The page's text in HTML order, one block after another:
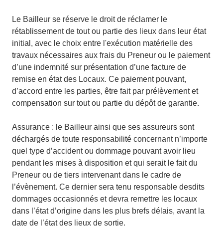
Le Bailleur se réserve le droit de réclamer le
rétablissement de tout ou partie des lieux dans leur état
initial, avec le choix entre l'exécution matérielle des
travaux nécessaires aux frais du Preneur ou le paiement
d’une indemnité sur présentation d’une facture de
remise en état des Locaux. Ce paiement pouvant,
d’accord entre les parties, être fait par prélèvement et
compensation sur tout ou partie du dépôt de garantie.
Assurance : le Bailleur ainsi que ses assureurs sont
déchargés de toute responsabilité concernant n’importe
quel type d’accident ou dommage pouvant avoir lieu
pendant les mises à disposition et qui serait le fait du
Preneur ou de tiers intervenant dans le cadre de
l’évènement. Ce dernier sera tenu responsable desdits
dommages occasionnés et devra remettre les locaux
dans l’état d’origine dans les plus brefs délais, avant la
date de l’état des lieux de sortie.